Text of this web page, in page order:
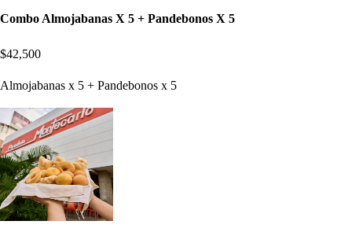
Combo Almojabanas X 5 + Pandebonos X 5
$42,500
Almojabanas x 5 + Pandebonos x 5